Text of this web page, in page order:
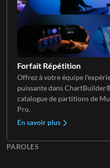
Guitare électrique
Forfait Répétition
Offrez à votre équipe
puissante dans
catalogue de partitions de
Pro.
En savoir plus
PAROLES